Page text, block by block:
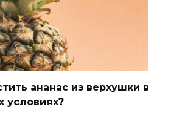
ананас из верхушки в
условиях?